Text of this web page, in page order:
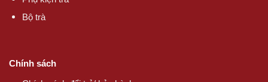
Bộ trà
Chính sách